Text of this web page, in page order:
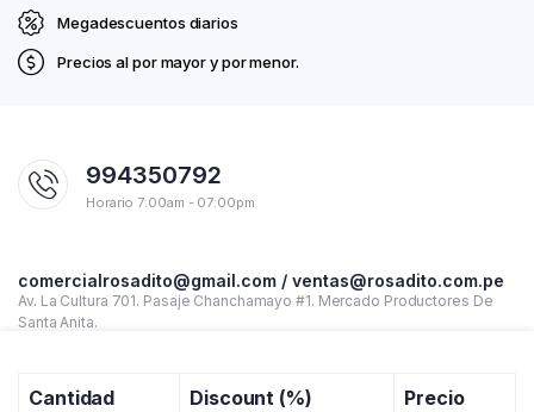
Cantidad Discount (%) Precio
Megadescuentos diarios
Precios al por mayor y por menor.
994350792
Horario 7:00am - 07:00pm
comercialrosadito@gmail.com / ventas@rosadito.com.pe
Av. La Cultura 701. Pasaje Chanchamayo #1. Mercado Productores De
Santa Anita.